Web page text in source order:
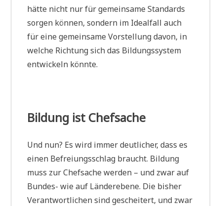
hätte nicht nur für gemeinsame Standards
sorgen können, sondern im Idealfall auch
für eine gemeinsame Vorstellung davon, in
welche Richtung sich das Bildungssystem
entwickeln könnte.
Bildung ist Chefsache
Und nun? Es wird immer deutlicher, dass es
einen Befreiungsschlag braucht. Bildung
muss zur Chefsache werden – und zwar auf
Bundes- wie auf Länderebene. Die bisher
Verantwortlichen sind gescheitert, und zwar